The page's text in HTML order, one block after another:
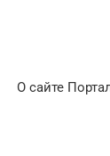
О сайте